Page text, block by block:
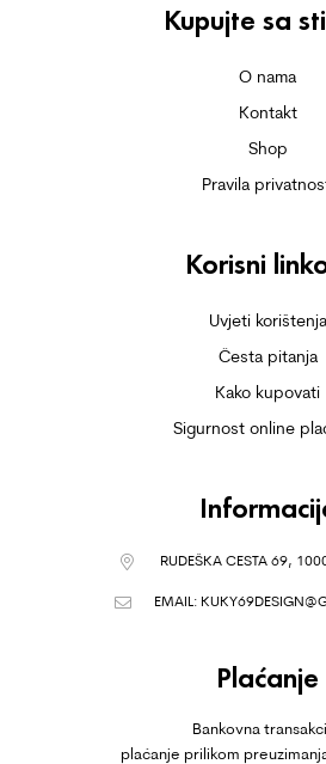
Kupujte sa
O nama
Kontakt
Shop
Pravila
Korisni
Uvjeti korištenja
Česta pitanja
Kako kupovati
Sigurnost online
RUDEŠKA CESTA 69,
EMAIL:
Plaćanje
Bankovna
plaćanje prilikom